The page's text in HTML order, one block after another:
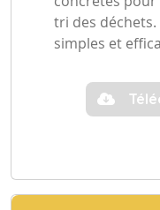
tri des
simples et